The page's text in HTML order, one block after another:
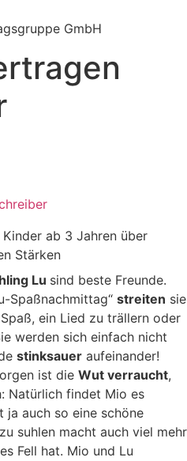
GmbH
ab 3 Jahren über
Stärken
Lu sind beste Freunde.
Spaßnachmittag“ streiten sie
ein Lied zu trällern oder
werden sich einfach nicht
stinksauer aufeinander!
ist die Wut verraucht,
Natürlich findet Mio es
ja auch so eine schöne
suhlen macht auch viel mehr
Fell hat. Mio und Lu